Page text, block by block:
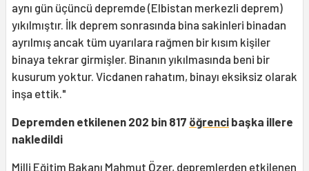
aynı gün üçüncü depremde (Elbistan merkezli deprem)
yıkılmıştır. İlk deprem sonrasında bina sakinleri binadan
ayrılmış ancak tüm uyarılara rağmen bir kısım kişiler
binaya tekrar girmişler. Binanın yıkılmasında beni bir
kusurum yoktur. Vicdanen rahatım, binayı eksiksiz olarak
inşa ettik."
Depremden etkilenen 202 bin 817 öğrenci başka illere
nakledildi
Milli Eğitim Bakanı Mahmut Özer, depremlerden etkilenen